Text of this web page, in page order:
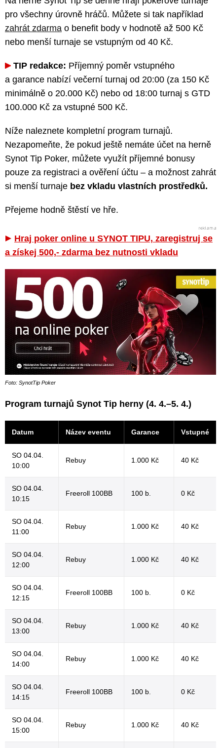
pro všechny úrovně hráčů. Můžete si tak například
zahrát zdarma o benefit body v hodnotě až 500 Kč
nebo menší turnaje se vstupným od 40 Kč.
TIP redakce: Příjemný poměr vstupného
a garance nabízí večerní turnaj od 20:00 (za 150 Kč
minimálně o 20.000 Kč) nebo od 18:00 turnaj s GTD
100.000 Kč za vstupné 500 Kč.
Níže naleznete kompletní program turnajů.
Nezapomeňte, že pokud ještě nemáte účet na herně
Synot Tip Poker, můžete využít příjemné bonusy
pouze za registraci a ověření účtu – a možnost zahrát
si menší turnaje bez vkladu vlastních prostředků.
Přejeme hodně štěstí ve hře.
Hraj poker online u SYNOT TIPU, zaregistruj se
a získej 500,- zdarma bez nutnosti vkladu
Foto: SynotTip Poker
Program turnajů Synot Tip herny (4. 4.–5. 4.)
Datum Název eventu Garance Vstupné
SO 04.04.
10:00
Rebuy 1.000 Kč 40 Kč
SO 04.04.
10:15
Freeroll 100BB 100 b. 0 Kč
SO 04.04.
11:00
Rebuy 1.000 Kč 40 Kč
SO 04.04.
12:00
Rebuy 1.000 Kč 40 Kč
SO 04.04.
12:15
Freeroll 100BB 100 b. 0 Kč
SO 04.04.
13:00
Rebuy 1.000 Kč 40 Kč
SO 04.04.
14:00
Rebuy 1.000 Kč 40 Kč
SO 04.04.
14:15
Freeroll 100BB 100 b. 0 Kč
SO 04.04.
15:00
Rebuy 1.000 Kč 40 Kč